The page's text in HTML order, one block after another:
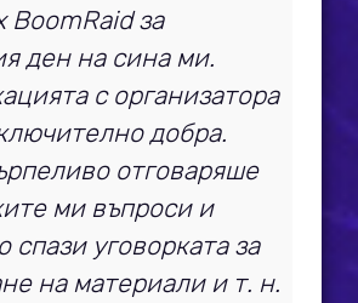
BoomRaid за
ден на сина ми.
с организатора
добра.
отговаряше
ми въпроси и
спази уговорката за
на материали и т. н.